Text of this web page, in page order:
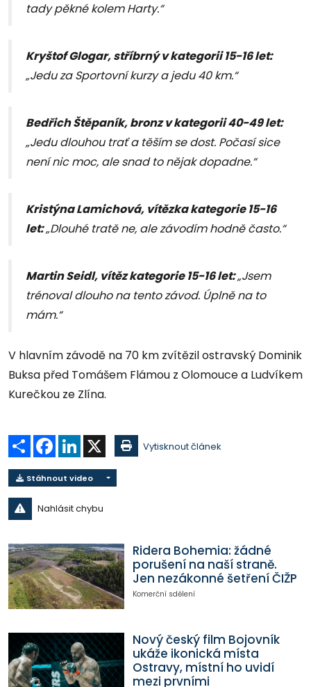
tady pěkné kolem Harty.“
Kryštof Glogar, stříbrný v kategorii 15-16 let:
„Jedu za Sportovní kurzy a jedu 40 km.“
Bedřich Štěpaník, bronz v kategorii 40-49 let:
„Jedu dlouhou trať a těším se dost. Počasí sice
není nic moc, ale snad to nějak dopadne.“
Kristýna Lamichová, vítězka kategorie 15-16
let:„Dlouhé tratě ne, ale závodím hodně často.“
Martin Seidl, vítěz kategorie 15-16 let:„Jsem
trénoval dlouho na tento závod. Úplně na to
mám.“
V hlavním závodě na 70 km zvítězil ostravský Dominik
Buksa před Tomášem Flámou z Olomouce a Ludvíkem
Kurečkou ze Zlína.
Sdílet Facebook
LinkedIn Vytisknout článek
Stáhnout video
Nahlásit chybu
Ridera Bohemia: žádné
porušení na naší straně.
Jen nezákonné šetření ČIŽP
Komerční sdělení
Nový český film Bojovník
ukáže ikonická místa
Ostravy, místní ho uvidí
mezi prvními